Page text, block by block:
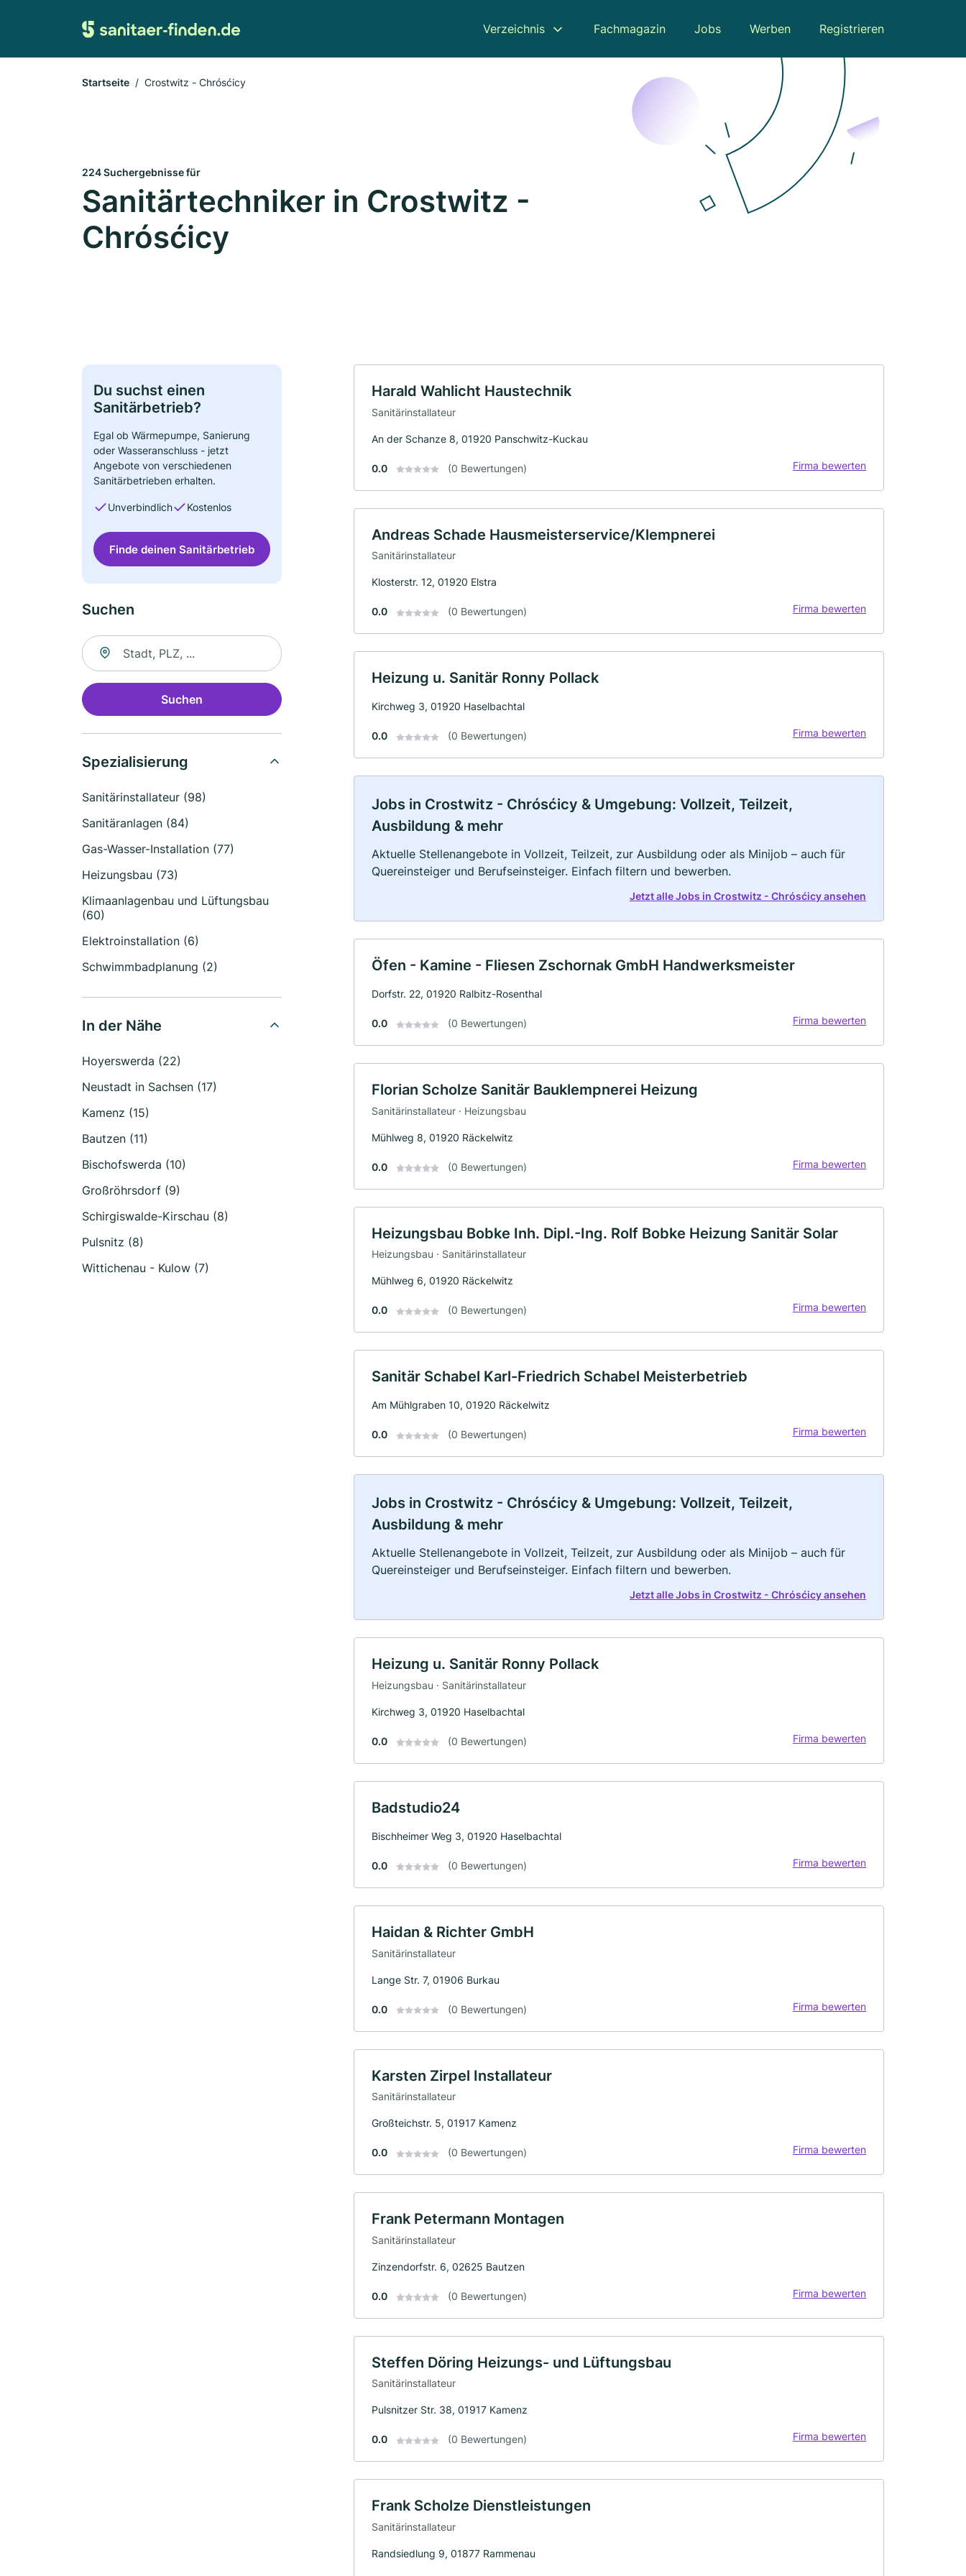
Verzeichnis Fachmagazin Jobs Werben Registrieren
Startseite Crostwitz - Chrósćicy
224 Suchergebnisse für
Sanitärtechniker in Crostwitz -
Chrósćicy
Du suchst einen
Sanitärbetrieb?
Egal ob Wärmepumpe, Sanierung
oder Wasseranschluss - jetzt
Angebote von verschiedenen
Sanitärbetrieben erhalten.
Unverbindlich Kostenlos
Finde deinen Sanitärbetrieb
Suchen
Suche nach Ort
Suchen
Spezialisierung
Sanitärinstallateur (98)
Sanitäranlagen (84)
Gas-Wasser-Installation (77)
Heizungsbau (73)
Klimaanlagenbau und Lüftungsbau
(60)
Elektroinstallation (6)
Schwimmbadplanung (2)
In der Nähe
Hoyerswerda (22)
Neustadt in Sachsen (17)
Kamenz (15)
Bautzen (11)
Bischofswerda (10)
Großröhrsdorf (9)
Schirgiswalde-Kirschau (8)
Pulsnitz (8)
Wittichenau - Kulow (7)
Harald Wahlicht Haustechnik
Sanitärinstallateur
An der Schanze 8, 01920 Panschwitz-Kuckau
0.0 (0 Bewertungen) Firma bewerten
Andreas Schade Hausmeisterservice/Klempnerei
Sanitärinstallateur
Klosterstr. 12, 01920 Elstra
0.0 (0 Bewertungen) Firma bewerten
Heizung u. Sanitär Ronny Pollack
Kirchweg 3, 01920 Haselbachtal
0.0 (0 Bewertungen) Firma bewerten
Jobs in Crostwitz - Chrósćicy & Umgebung: Vollzeit, Teilzeit,
Ausbildung & mehr
Aktuelle Stellenangebote in Vollzeit, Teilzeit, zur Ausbildung oder als Minijob – auch für
Quereinsteiger und Berufseinsteiger. Einfach filtern und bewerben.
Jetzt alle Jobs in Crostwitz - Chrósćicy ansehen
Öfen - Kamine - Fliesen Zschornak GmbH Handwerksmeister
Dorfstr. 22, 01920 Ralbitz-Rosenthal
0.0 (0 Bewertungen) Firma bewerten
Florian Scholze Sanitär Bauklempnerei Heizung
Sanitärinstallateur · Heizungsbau
Mühlweg 8, 01920 Räckelwitz
0.0 (0 Bewertungen) Firma bewerten
Heizungsbau Bobke Inh. Dipl.-Ing. Rolf Bobke Heizung Sanitär Solar
Heizungsbau · Sanitärinstallateur
Mühlweg 6, 01920 Räckelwitz
0.0 (0 Bewertungen) Firma bewerten
Sanitär Schabel Karl-Friedrich Schabel Meisterbetrieb
Am Mühlgraben 10, 01920 Räckelwitz
0.0 (0 Bewertungen) Firma bewerten
Jobs in Crostwitz - Chrósćicy & Umgebung: Vollzeit, Teilzeit,
Ausbildung & mehr
Aktuelle Stellenangebote in Vollzeit, Teilzeit, zur Ausbildung oder als Minijob – auch für
Quereinsteiger und Berufseinsteiger. Einfach filtern und bewerben.
Jetzt alle Jobs in Crostwitz - Chrósćicy ansehen
Heizung u. Sanitär Ronny Pollack
Heizungsbau · Sanitärinstallateur
Kirchweg 3, 01920 Haselbachtal
0.0 (0 Bewertungen) Firma bewerten
Badstudio24
Bischheimer Weg 3, 01920 Haselbachtal
0.0 (0 Bewertungen) Firma bewerten
Haidan & Richter GmbH
Sanitärinstallateur
Lange Str. 7, 01906 Burkau
0.0 (0 Bewertungen) Firma bewerten
Karsten Zirpel Installateur
Sanitärinstallateur
Großteichstr. 5, 01917 Kamenz
0.0 (0 Bewertungen) Firma bewerten
Frank Petermann Montagen
Sanitärinstallateur
Zinzendorfstr. 6, 02625 Bautzen
0.0 (0 Bewertungen) Firma bewerten
Steffen Döring Heizungs- und Lüftungsbau
Sanitärinstallateur
Pulsnitzer Str. 38, 01917 Kamenz
0.0 (0 Bewertungen) Firma bewerten
Frank Scholze Dienstleistungen
Sanitärinstallateur
Randsiedlung 9, 01877 Rammenau